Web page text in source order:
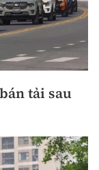
tải sau